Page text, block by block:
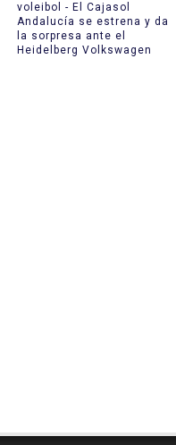
voleibol - El Cajasol
Andalucía se estrena y da
la sorpresa ante el
Heidelberg Volkswagen